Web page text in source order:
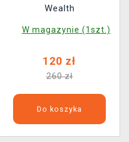
Wealth
W magazynie (1szt.)
120 zł
260 zł
Do koszyka